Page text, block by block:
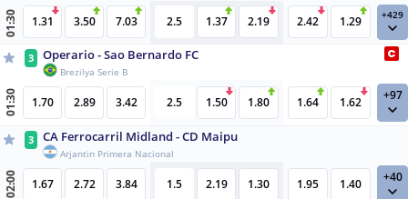
01:30 1.31 3.50 7.03 2.5 1.37 2.19 2.42 1.29 +429
3 Operario - Sao Bernardo FC
Brezilya Serie B
01:30 1.70 2.89 3.42 2.5 1.50 1.80 1.64 1.62 +97
3 CA Ferrocarril Midland - CD Maipu
Arjantin Primera Nacional
02:00 1.67 2.72 3.84 1.5 2.19 1.30 1.95 1.40 +40